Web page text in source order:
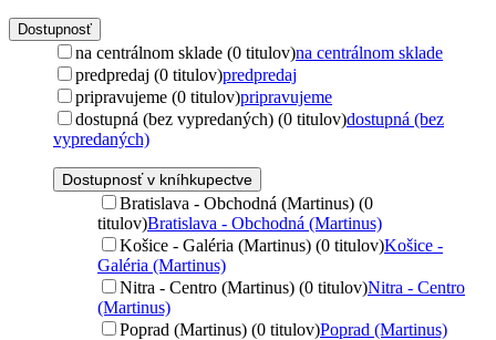
Dostupnosť
na centrálnom sklade (0 titulov)na centrálnom sklade
predpredaj (0 titulov)predpredaj
pripravujeme (0 titulov)pripravujeme
dostupná (bez vypredaných) (0 titulov)dostupná (bez
vypredaných)
Dostupnosť v kníhkupectve
Bratislava - Obchodná (Martinus) (0
titulov)Bratislava - Obchodná (Martinus)
Košice - Galéria (Martinus) (0 titulov)Košice -
Galéria (Martinus)
Nitra - Centro (Martinus) (0 titulov)Nitra - Centro
(Martinus)
Poprad (Martinus) (0 titulov)Poprad (Martinus)